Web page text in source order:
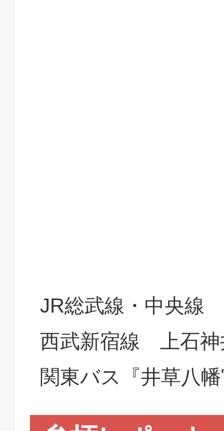
JR総武線・中央線
西武新宿線 上石神
関東バス『井草八